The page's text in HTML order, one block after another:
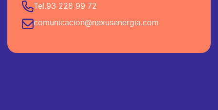
Tel.93 228 99 72
comunicacion@nexusenergia.com